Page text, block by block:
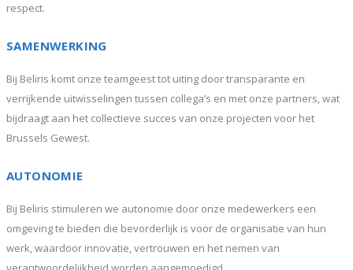
respect.
SAMENWERKING
Bij Beliris komt onze teamgeest tot uiting door transparante en
verrijkende uitwisselingen tussen collega’s en met onze partners, wat
bijdraagt aan het collectieve succes van onze projecten voor het
Brussels Gewest.
AUTONOMIE
Bij Beliris stimuleren we autonomie door onze medewerkers een
omgeving te bieden die bevorderlijk is voor de organisatie van hun
werk, waardoor innovatie, vertrouwen en het nemen van